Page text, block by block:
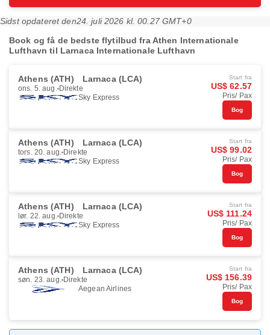
Sidst opdateret den24. juli 2026 kl. 00.27 GMT+0
Book og få de bedste flytilbud fra Athen Internationale
Lufthavn til Larnaca Internationale Lufthavn
Athens (ATH) Larnaca (LCA)
ons. 5. aug. Direkte
Sky Express
Start fra
US$ 62.57
Pris/ Pax
Bog
Athens (ATH) Larnaca (LCA)
tors. 20. aug. Direkte
Sky Express
Start fra
US$ 99.02
Pris/ Pax
Bog
Athens (ATH) Larnaca (LCA)
lør. 22. aug. Direkte
Sky Express
Start fra
US$ 111.24
Pris/ Pax
Bog
Athens (ATH) Larnaca (LCA)
søn. 23. aug. Direkte
Aegean Airlines
Start fra
US$ 156.39
Pris/ Pax
Bog